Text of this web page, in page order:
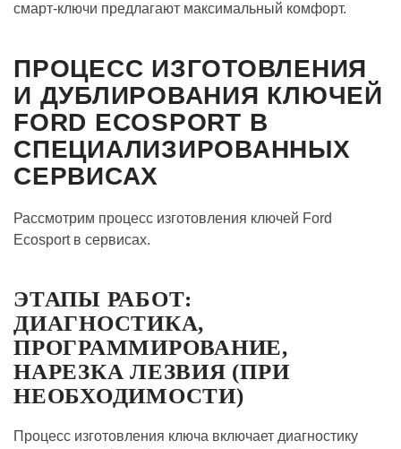
смарт-ключи предлагают максимальный комфорт.
ПРОЦЕСС ИЗГОТОВЛЕНИЯ
И ДУБЛИРОВАНИЯ КЛЮЧЕЙ
FORD ECOSPORT В
СПЕЦИАЛИЗИРОВАННЫХ
СЕРВИСАХ
Рассмотрим процесс изготовления ключей Ford
Ecosport в сервисах.
ЭТАПЫ РАБОТ:
ДИАГНОСТИКА,
ПРОГРАММИРОВАНИЕ,
НАРЕЗКА ЛЕЗВИЯ (ПРИ
НЕОБХОДИМОСТИ)
Процесс изготовления ключа включает диагностику